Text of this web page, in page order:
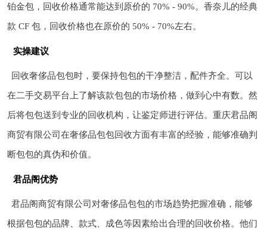
铂金包，回收价格通常能达到原价的 70% - 90%。香奈儿的经典
款 CF 包，回收价格也在原价的 50% - 70%左右。
实操建议
回收奢侈品包包时，要保持包包的干净整洁，配件齐全。可以
在二手交易平台上了解该款包包的市场价格，做到心中有数。然
后将包包送到专业的回收机构，让鉴定师进行评估。重庆君品阁
商贸有限公司在奢侈品包包回收方面有丰富的经验，能够准确判
断包包的真伪和价值。
君品阁优势
君品阁商贸有限公司对奢侈品包包的市场趋势把握准确，能够
根据包包的品牌、款式、成色等因素给出合理的回收价格。他们